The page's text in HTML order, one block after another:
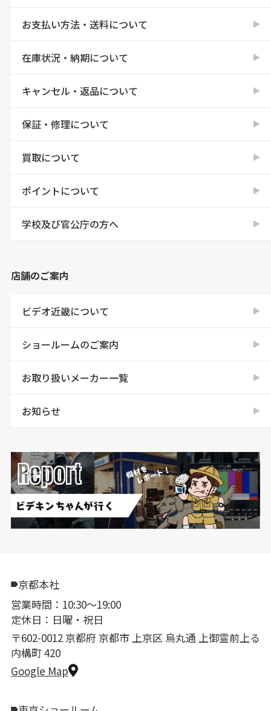
お支払い方法・送料について
在庫状況・納期について
キャンセル・返品について
保証・修理について
買取について
ポイントについて
学校及び官公庁の方へ
店舗のご案内
ビデオ近畿について
ショールームのご案内
お取り扱いメーカー一覧
お知らせ
京都本社
営業時間：10:30〜19:00
定休日：日曜・祝日
〒602-0012 京都府 京都市 上京区 烏丸通 上御霊前上る
内構町 420
Google Map